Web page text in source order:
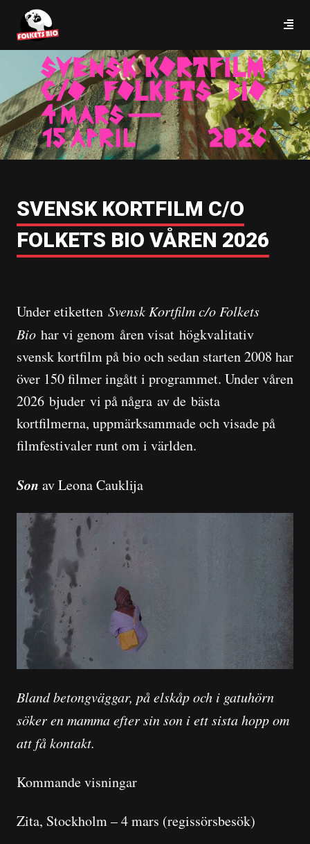
SVENSK KORTFILM C/O
FOLKETS BIO VÅREN 2026
Under etiketten Svensk Kortfilm c/o Folkets
Bio har vi genom åren visat högkvalitativ
svensk kortfilm på bio och sedan starten 2008 har
över 150 filmer ingått i programmet. Under våren
2026 bjuder vi på några av de bästa
kortfilmerna, uppmärksammade och visade på
filmfestivaler runt om i världen.
Son av Leona Cauklija
Bland betongväggar, på elskåp och i gatuhörn
söker en mamma efter sin son i ett sista hopp om
att få kontakt.
Kommande visningar
Zita, Stockholm – 4 mars (regissörsbesök)